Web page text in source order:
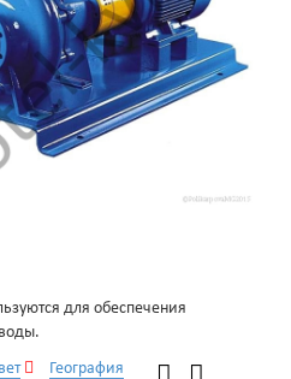
для обеспечения
География